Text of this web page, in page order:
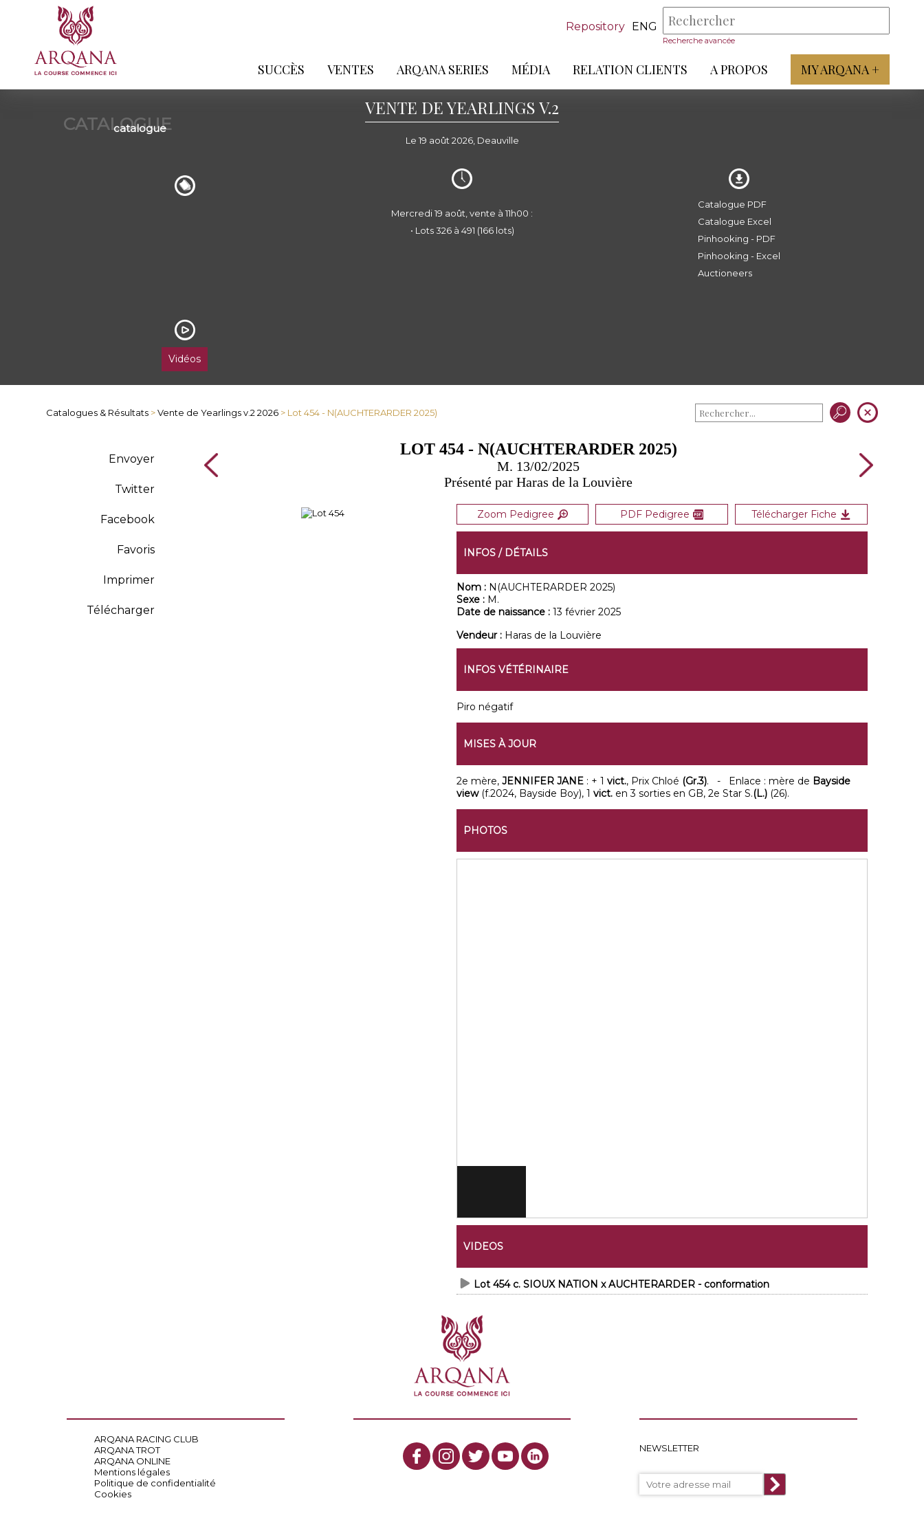
Repository ENG
Recherche avancée
SUCCÈS VENTES ARQANA SERIES MÉDIA RELATION CLIENTS A PROPOS MY ARQANA +
CATALOGUE
catalogue
VENTE DE YEARLINGS V.2
Le 19 août 2026, Deauville
Vidéos
Mercredi 19 août, vente à 11h00 :
• Lots 326 à 491 (166 lots)
Catalogue PDF
Catalogue Excel
Pinhooking - PDF
Pinhooking - Excel
Auctioneers
Catalogues & Résultats >Vente de Yearlings v.2 2026 > Lot 454 - N(AUCHTERARDER 2025)
Envoyer
Twitter
Facebook
Favoris
Imprimer
Télécharger
LOT 454 - N(AUCHTERARDER 2025)
M. 13/02/2025
Présenté par Haras de la Louvière
Zoom Pedigree PDF Pedigree Télécharger Fiche
INFOS / DÉTAILS
Nom : N(AUCHTERARDER 2025)
Sexe : M.
Date de naissance : 13 février 2025
Vendeur : Haras de la Louvière
INFOS VÉTÉRINAIRE
Piro négatif
MISES À JOUR
2e mère, JENNIFER JANE: + 1 vict., Prix Chloé (Gr.3). - Enlace : mère de Bayside
view(f.2024, Bayside Boy), 1 vict. en 3 sorties en GB, 2e Star S.(L.)(26).
PHOTOS
VIDEOS
Lot 454 c. SIOUX NATION x AUCHTERARDER - conformation
ARQANA RACING CLUB
ARQANA TROT
ARQANA ONLINE
Mentions légales
Politique de confidentialité
Cookies
NEWSLETTER